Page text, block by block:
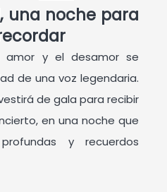
una noche para
amor y el desamor se
de una voz legendaria.
de gala para recibir
en una noche que
y recuerdos